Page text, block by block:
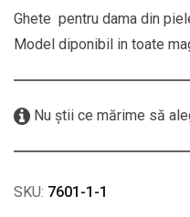
Ghete pentru dama din
Model diponibil in toate
Nu știi ce mărime să
SKU: 7601-1-1